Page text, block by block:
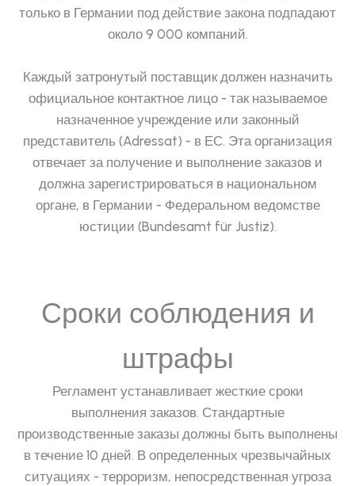
только в Германии под действие закона подпадают
около 9 000 компаний.
Каждый затронутый поставщик должен назначить
официальное контактное лицо - так называемое
назначенное учреждение или законный
представитель (Adressat) - в ЕС. Эта организация
отвечает за получение и выполнение заказов и
должна зарегистрироваться в национальном
органе, в Германии - Федеральном ведомстве
юстиции (Bundesamt für Justiz).
Сроки соблюдения и
штрафы
Регламент устанавливает жесткие сроки
выполнения заказов. Стандартные
производственные заказы должны быть выполнены
в течение 10 дней. В определенных чрезвычайных
ситуациях - терроризм, непосредственная угроза